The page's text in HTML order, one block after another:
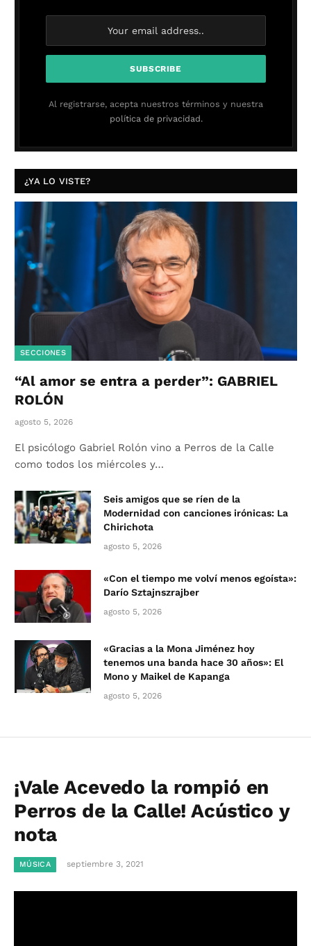
Al registrarse, acepta nuestros términos y nuestra
política de privacidad.
¿YA LO VISTE?
SECCIONES
“Al amor se entra a perder”: GABRIEL
ROLÓN
agosto 5, 2026
El psicólogo Gabriel Rolón vino a Perros de la Calle
como todos los miércoles y…
Seis amigos que se ríen de la
Modernidad con canciones irónicas: La
Chirichota
agosto 5, 2026
«Con el tiempo me volví menos egoísta»:
Darío Sztajnszrajber
agosto 5, 2026
«Gracias a la Mona Jiménez hoy
tenemos una banda hace 30 años»: El
Mono y Maikel de Kapanga
agosto 5, 2026
¡Vale Acevedo la rompió en
Perros de la Calle! Acústico y
nota
MÚSICA septiembre 3, 2021